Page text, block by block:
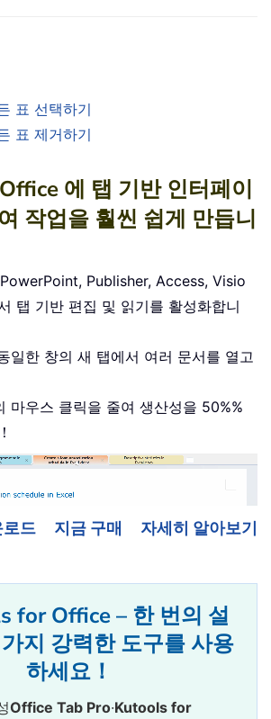
표 선택하기
표 제거하기
에 탭 기반 인터페이
작업을 훨씬 쉽게 만듭니
Publisher, Access, Visio
탭 기반 편집 및 읽기를 활성화합니
일한 창의 새 탭에서 여러 문서를 열고
마우스 클릭을 줄여 생산성을 50%%
로드 지금 구매 자세히 알아보기
for Office – 한 번의 설
지 강력한 도구를 사용
하세요！
Office Tab Pro·Kutools for